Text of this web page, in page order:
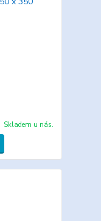
Skladem u nás.